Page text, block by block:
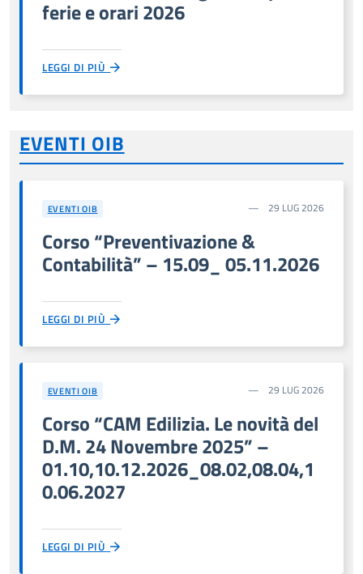
ferie e orari 2026
LEGGI DI PIÙ
EVENTI OIB
EVENTI OIB 29 LUG 2026
Corso “Preventivazione &
Contabilità” – 15.09_ 05.11.2026
LEGGI DI PIÙ
EVENTI OIB 29 LUG 2026
Corso “CAM Edilizia. Le novità del
D.M. 24 Novembre 2025” –
01.10,10.12.2026_08.02,08.04,1
0.06.2027
LEGGI DI PIÙ